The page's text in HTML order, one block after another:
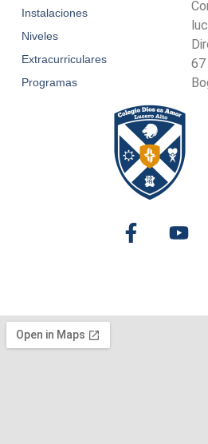
Instalaciones
Niveles
Extracurriculares
Programas
67